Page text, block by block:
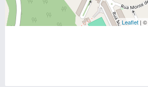
Leaflet | ©